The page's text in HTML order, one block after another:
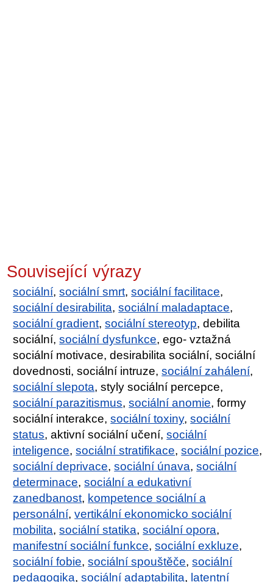
Související výrazy
sociální,sociální smrt,sociální facilitace,
sociální desirabilita,sociální maladaptace,
sociální gradient,sociální stereotyp, debilita
sociální,sociální dysfunkce, ego- vztažná
sociální motivace, desirabilita sociální, sociální
dovednosti, sociální intruze,sociální zahálení,
sociální slepota, styly sociální percepce,
sociální parazitismus,sociální anomie, formy
sociální interakce,sociální toxiny,sociální
status, aktivní sociální učení,sociální
inteligence,sociální stratifikace,sociální pozice,
sociální deprivace,sociální únava,sociální
determinace,sociální a edukativní
zanedbanost, kompetence sociální a
personální,vertikální ekonomicko sociální
mobilita,sociální statika,sociální opora,
manifestní sociální funkce,sociální exkluze,
sociální fobie,sociální spouštěče,sociální
pedagogika,sociální adaptabilita, latentní